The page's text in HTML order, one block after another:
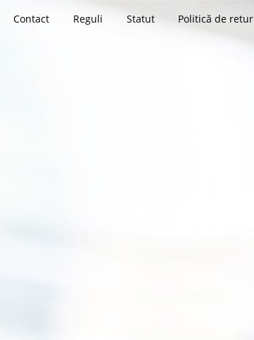
Contact Reguli Statut Politică de retur